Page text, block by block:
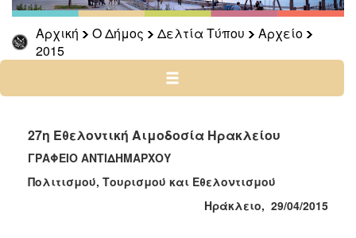
Αρχική Ο Δήμος Δελτία Τύπου
Αρχείο
2015
Αρχείο
2026
2025
2022
2021
2020
27η Εθελοντική Αιμοδοσία Ηρακλείου
ΓΡΑΦΕΙΟ ΑΝΤΙΔΗΜΑΡΧΟΥ
Πολιτισμού, Τουρισμού και Eθελοντισμού
Ηράκλειο, 29/04/2015